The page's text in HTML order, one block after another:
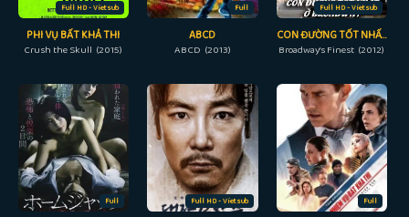
Full HD - Vietsub
PHI VỤ BẤT KHẢ THI
Crush the Skull (2015)
Full
ABCD
ABCD (2013)
Full HD - Vietsub
CON ĐƯỜNG TỐT NHẤT Ở BROADWAY
Broadway’s Finest (2012)
Full Full HD - Vietsub Full